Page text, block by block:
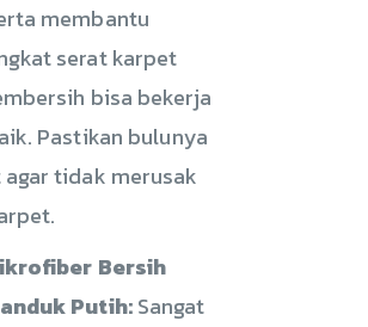
membantu
serat karpet
bisa bekerja
Pastikan bulunya
tidak merusak
Bersih
Putih:Sangat